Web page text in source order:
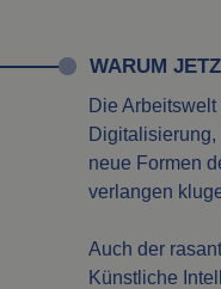
WARUM
Die
neue Formen
verlangen
Auch der
Künstliche